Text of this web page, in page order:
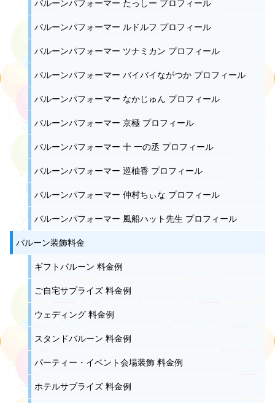
バルーンパフォーマー たっしー プロフィール
バルーンパフォーマー ルドルフ プロフィール
バルーンパフォーマー ツナミカン プロフィール
バルーンパフォーマー バイバイながつか プロフィール
バルーンパフォーマー なかじゅん プロフィール
バルーンパフォーマー 京極 プロフィール
バルーンパフォーマー 十 一の丞 プロフィール
バルーンパフォーマー 巡柚香 プロフィール
バルーンパフォーマー 仲村ちぃな プロフィール
バルーンパフォーマー 風船ハット先生 プロフィール
バルーン装飾料金
ギフトバルーン 料金例
ご自宅サプライズ 料金例
ウェディング 料金例
スタンドバルーン 料金例
パーティー・イベント会場装飾 料金例
ホテルサプライズ 料金例